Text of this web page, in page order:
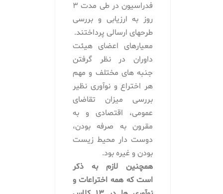
فدراسیون در طی مدت ۳
روز به ارزیابی و بررسی
طرحهای ارسالی پرداختند.
معیارهای اعضای هیئت
داوران در نظر گرفتن
جنبه های مختلف و مهم
هر اختراع و نوآوری نظیر
بررسی میزان تقاضای
عمومی، اقتصادی و به
مقرون به صرفه بودن،
دوست دار محیط زیست
بودن و غیره بود.
همچنین لازم به ذکر
است که همه اختراعات و